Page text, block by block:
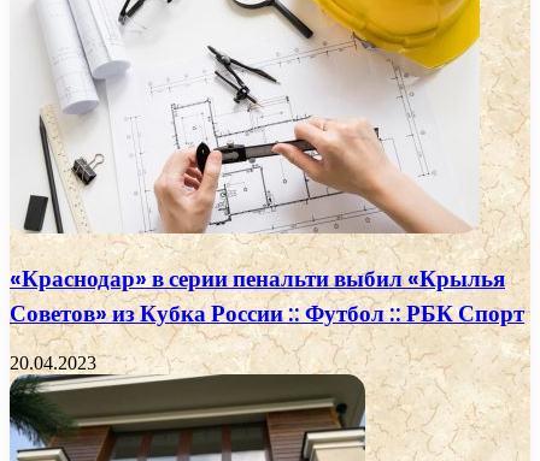
«Краснодар» в серии пенальти выбил «Крылья
Советов» из Кубка России :: Футбол :: РБК Спорт
20.04.2023